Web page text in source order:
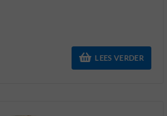
LEES VERDER